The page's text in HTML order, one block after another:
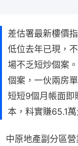
差估署最新樓價
低位去年已現，
場不乏短炒個案
個案，一伙兩房
短短9個月帳面即
本，料實賺65.1萬
中原地產副分區